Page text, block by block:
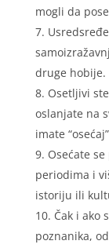
mogli da
druge hobije.
Osetljivi
oslanjate na
imate
Osećate
periodima i
istoriju ili
Čak i ako
poznanika,